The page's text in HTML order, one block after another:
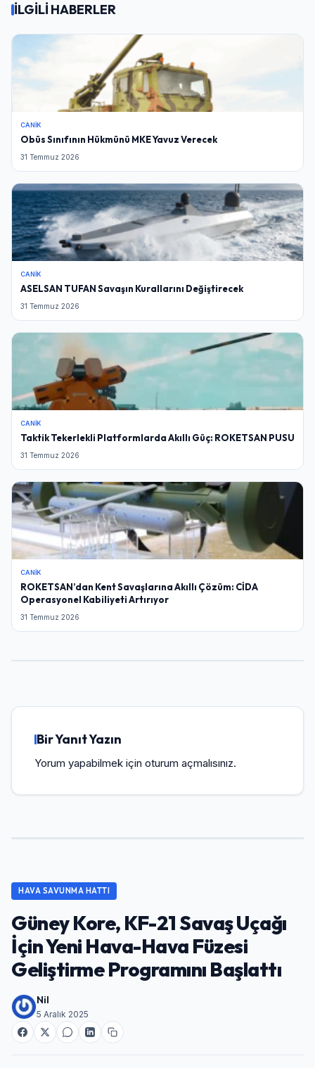
İLGİLİ HABERLER
CANIK
Obüs Sınıfının Hükmünü MKE Yavuz Verecek
31 Temmuz 2026
CANIK
ASELSAN TUFAN Savaşın Kurallarını Değiştirecek
31 Temmuz 2026
CANIK
Taktik Tekerlekli Platformlarda Akıllı Güç: ROKETSAN PUSU
31 Temmuz 2026
CANIK
ROKETSAN’dan Kent Savaşlarına Akıllı Çözüm: CİDA
Operasyonel Kabiliyeti Artırıyor
31 Temmuz 2026
Bir Yanıt Yazın
Yorum yapabilmek için oturum açmalısınız.
HAVA SAVUNMA HATTI
Güney Kore, KF-21 Savaş Uçağı
İçin Yeni Hava-Hava Füzesi
Geliştirme Programını Başlattı
Nil
5 Aralık 2025